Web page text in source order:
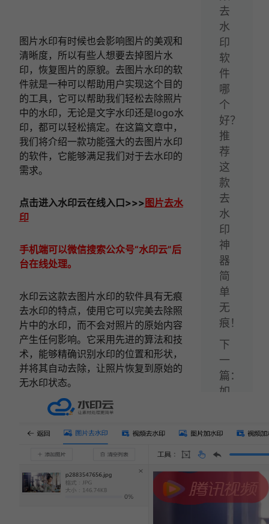
图片水印有时候也会影响图片的美观和
清晰度，所以有些人想要去掉图片水
印，恢复图片的原貌。去图片水印的软
件就是一种可以帮助用户实现这个目的
的工具，它可以帮助我们轻松去除照片
中的水印，无论是文字水印还是logo水
印，都可以轻松搞定。在这篇文章中，
我们将介绍一款功能强大的去图片水印
的软件，它能够满足我们对于去水印的
需求。
点击进入水印云在线入口>>> 图片去水
印
手机端可以微信搜索公众号“水印云”后
台在线处理。
水印云这款去图片水印的软件具有无痕
去水印的特点，使用它可以完美去除照
片中的水印，而不会对照片的原始内容
产生任何影响。它采用先进的算法和技
术，能够精确识别水印的位置和形状，
并将其自动去除，让照片恢复到原始的
无水印状态。
去
水
印
软
件
哪
个
好？
推
荐
这
款
去
水
印
神
器
简
单
无
痕！
下
一
篇：
如
键
去
短
视
频